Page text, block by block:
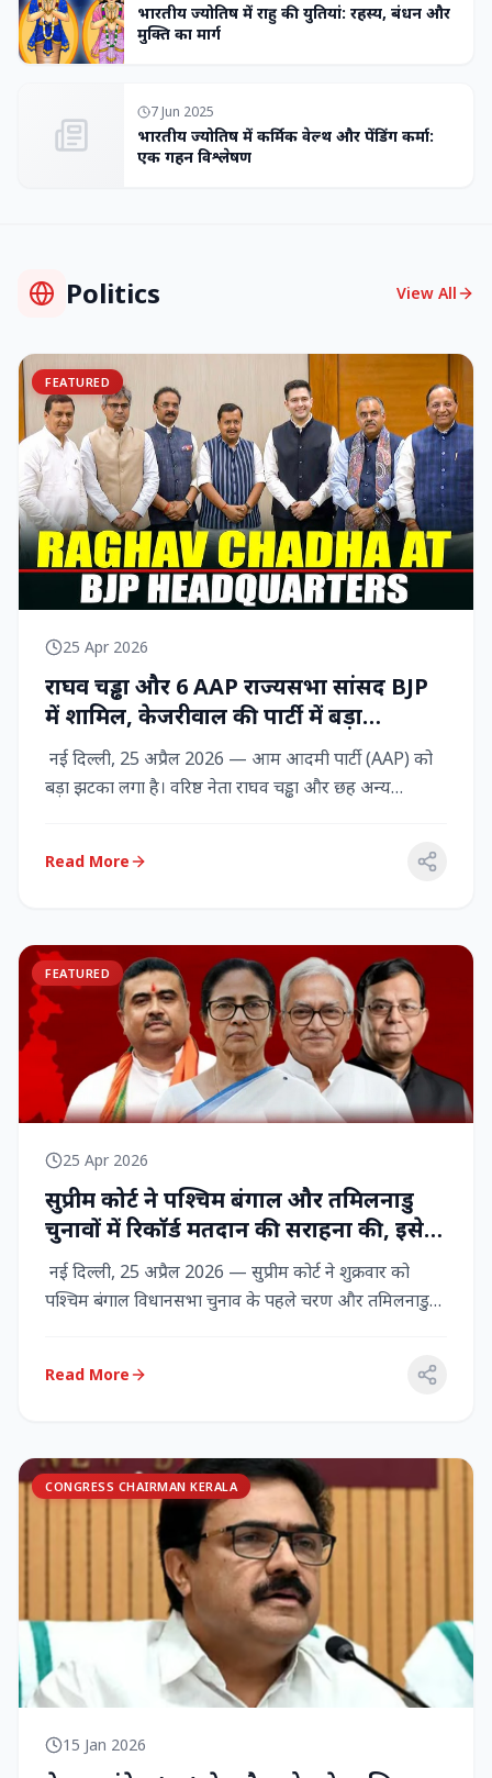
भारतीय ज्योतिष में राहु की युतियां: रहस्य, बंधन और
मुक्ति का मार्ग
7 Jun 2025
भारतीय ज्योतिष में कर्मिक वेल्थ और पेंडिंग कर्मा:
एक गहन विश्लेषण
Politics View All
FEATURED
25 Apr 2026
राघव चड्ढा और 6 AAP राज्‍यसभा सांसद BJP
में शामिल, केजरीवाल की पार्टी में बड़ा
राजनीतिक विद्रोह
नई दिल्ली, 25 अप्रैल 2026 — आम आदमी पार्टी (AAP) को
बड़ा झटका लगा है। वरिष्ठ नेता राघव चड्ढा और छह अन्य
Read More
FEATURED
25 Apr 2026
सुप्रीम कोर्ट ने पश्चिम बंगाल और तमिलनाडु
चुनावों में रिकॉर्ड मतदान की सराहना की, इसे
नागरिक शक्ति का प्रदर्शन बताया
नई दिल्ली, 25 अप्रैल 2026 — सुप्रीम कोर्ट ने शुक्रवार को
पश्चिम बंगाल विधानसभा चुनाव के पहले चरण और तमिलनाडु
Read More
CONGRESS CHAIRMAN KERALA
15 Jan 2026